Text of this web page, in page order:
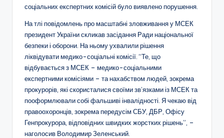
соціальних експертних комісій було виявлено порушення.
На тлі повідомлень про масштабні зловживання у МСЕК
президент Українискликавзасідання Ради національної
безпеки і оборони. На ньому ухвалили рішення
ліквідувати медико-соціальні комісії. “Те, що
відбувається з МСЕК – медико-соціальними
експертними комісіями – та нахабством людей, зокрема
прокурорів, які скористалися своїми зв’язками із МСЕК та
пооформлювали собі фальшиві інвалідності. Я чекаю від
правоохоронців, зокрема передусім СБУ, ДБР, Офісу
Генпрокурора, відповідних швидких жорстких рішень”, –
наголосив Володимир Зеленський.